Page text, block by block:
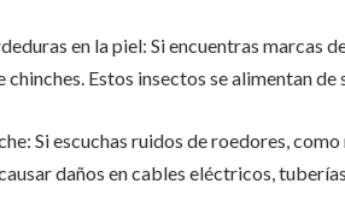
en la piel: Si encuentras marcas
Estos insectos se alimentan
Si escuchas ruidos de roedores,
daños en cables eléctricos,